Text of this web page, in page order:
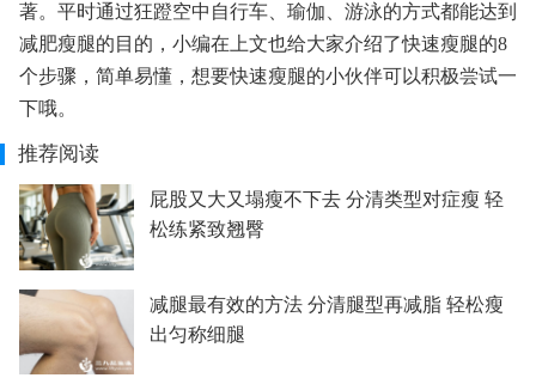
著。平时通过狂蹬空中自行车、瑜伽、游泳的方式都能达到
减肥瘦腿的目的，小编在上文也给大家介绍了快速瘦腿的8
个步骤，简单易懂，想要快速瘦腿的小伙伴可以积极尝试一
下哦。
推荐阅读
屁股又大又塌瘦不下去 分清类型对症瘦 轻
松练紧致翘臀
减腿最有效的方法 分清腿型再减脂 轻松瘦
出匀称细腿